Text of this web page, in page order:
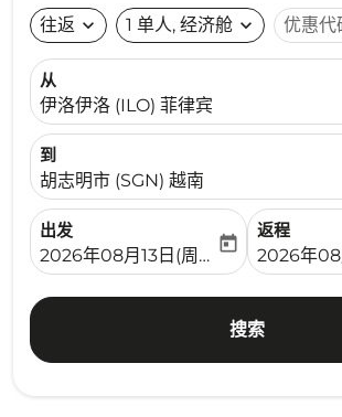
往返 expand_more 1 单人, 经济舱 expand_more 优惠代
从
伊洛伊洛 (ILO) 菲律宾
到
胡志明市 (SGN) 越南
出发
fc-booking-departure-date-aria-
2026年08月13日(周四)
today
返程
fc-
2026年
搜索